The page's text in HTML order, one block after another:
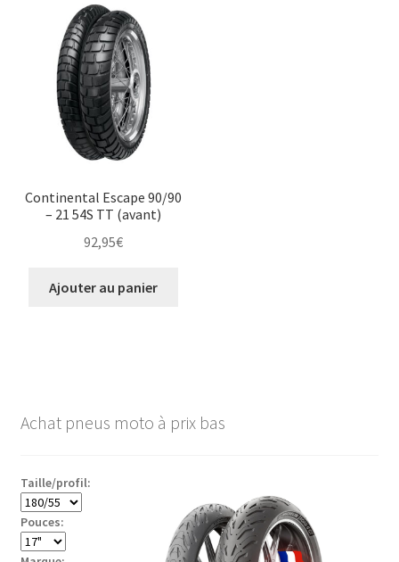
Continental Escape 90/90
– 21 54S TT (avant)
92,95€
Ajouter au panier
Achat pneus moto à prix bas
Taille/profil:
Pouces: